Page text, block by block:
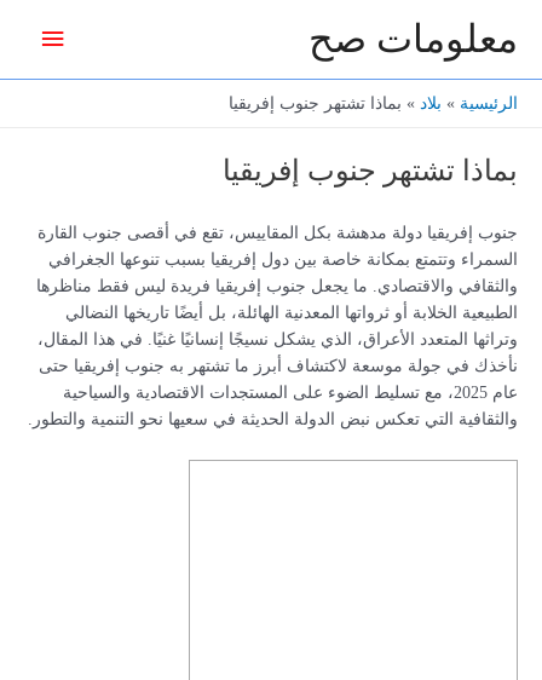
معلومات صح
الرئيسية بلاد بماذا تشتهر جنوب إفريقيا
بماذا تشتهر جنوب إفريقيا
جنوب إفريقيا دولة مدهشة بكل المقاييس، تقع في أقصى جنوب القارة
السمراء وتتمتع بمكانة خاصة بين دول إفريقيا بسبب تنوعها الجغرافي
والثقافي والاقتصادي. ما يجعل جنوب إفريقيا فريدة ليس فقط مناظرها
الطبيعية الخلابة أو ثرواتها المعدنية الهائلة، بل أيضًا تاريخها النضالي
وتراثها المتعدد الأعراق، الذي يشكل نسيجًا إنسانيًا غنيًا. في هذا المقال،
نأخذك في جولة موسعة لاكتشاف أبرز ما تشتهر به جنوب إفريقيا حتى
عام 2025، مع تسليط الضوء على المستجدات الاقتصادية والسياحية
والثقافية التي تعكس نبض الدولة الحديثة في سعيها نحو التنمية والتطور.